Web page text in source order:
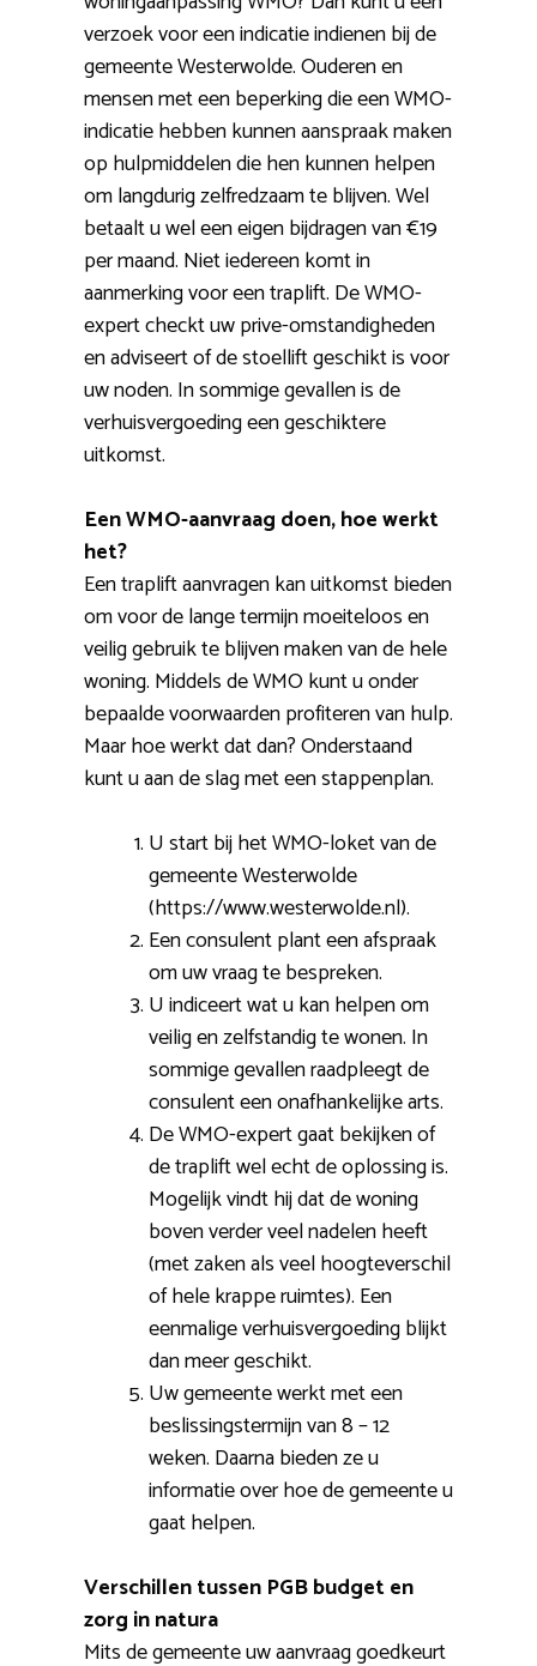
verzoek voor een indicatie indienen bij de
gemeente Westerwolde. Ouderen en
mensen met een beperking die een WMO-
indicatie hebben kunnen aanspraak maken
op hulpmiddelen die hen kunnen helpen
om langdurig zelfredzaam te blijven. Wel
betaalt u wel een eigen bijdragen van €19
per maand. Niet iedereen komt in
aanmerking voor een traplift. De WMO-
expert checkt uw prive-omstandigheden
en adviseert of de stoellift geschikt is voor
uw noden. In sommige gevallen is de
verhuisvergoeding een geschiktere
uitkomst.
Een WMO-aanvraag doen, hoe werkt
het?
Een traplift aanvragen kan uitkomst bieden
om voor de lange termijn moeiteloos en
veilig gebruik te blijven maken van de hele
woning. Middels de WMO kunt u onder
bepaalde voorwaarden profiteren van hulp.
Maar hoe werkt dat dan? Onderstaand
kunt u aan de slag met een stappenplan.
U start bij het WMO-loket van de
gemeente Westerwolde
(https://www.westerwolde.nl).
Een consulent plant een afspraak
om uw vraag te bespreken.
U indiceert wat u kan helpen om
veilig en zelfstandig te wonen. In
sommige gevallen raadpleegt de
consulent een onafhankelijke arts.
De WMO-expert gaat bekijken of
de traplift wel echt de oplossing is.
Mogelijk vindt hij dat de woning
boven verder veel nadelen heeft
(met zaken als veel hoogteverschil
of hele krappe ruimtes). Een
eenmalige verhuisvergoeding blijkt
dan meer geschikt.
Uw gemeente werkt met een
beslissingstermijn van 8 – 12
weken. Daarna bieden ze u
informatie over hoe de gemeente u
gaat helpen.
Verschillen tussen PGB budget en
zorg in natura
Mits de gemeente uw aanvraag goedkeurt